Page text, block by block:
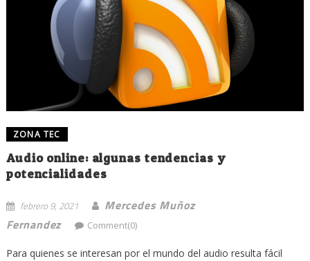
ZONA TEC
Audio online: algunas tendencias y
potencialidades
febrero 9, 2021
Mercedes Muñoz
Fernandez
Comment(0)
Para quienes se interesan por el mundo del audio resulta fácil